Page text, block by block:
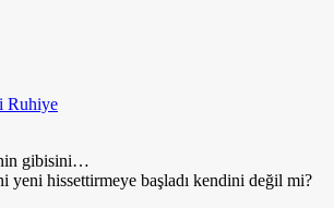
Ruhiye
gibisini…
yeni hissettirmeye başladı kendini değil mi?